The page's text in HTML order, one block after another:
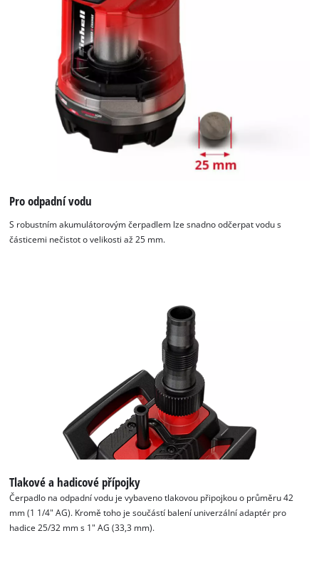
Pro odpadní vodu
S robustním akumulátorovým čerpadlem lze snadno odčerpat vodu s
částicemi nečistot o velikosti až 25 mm.
Tlakové a hadicové přípojky
Čerpadlo na odpadní vodu je vybaveno tlakovou připojkou o průměru 42
mm (1 1/4" AG). Kromě toho je součástí balení univerzální adaptér pro
hadice 25/32 mm s 1" AG (33,3 mm).